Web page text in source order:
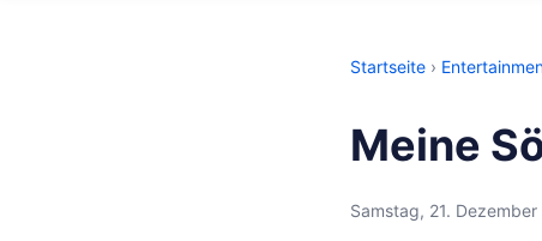
Startseite ›
Meine
Samstag, 21.